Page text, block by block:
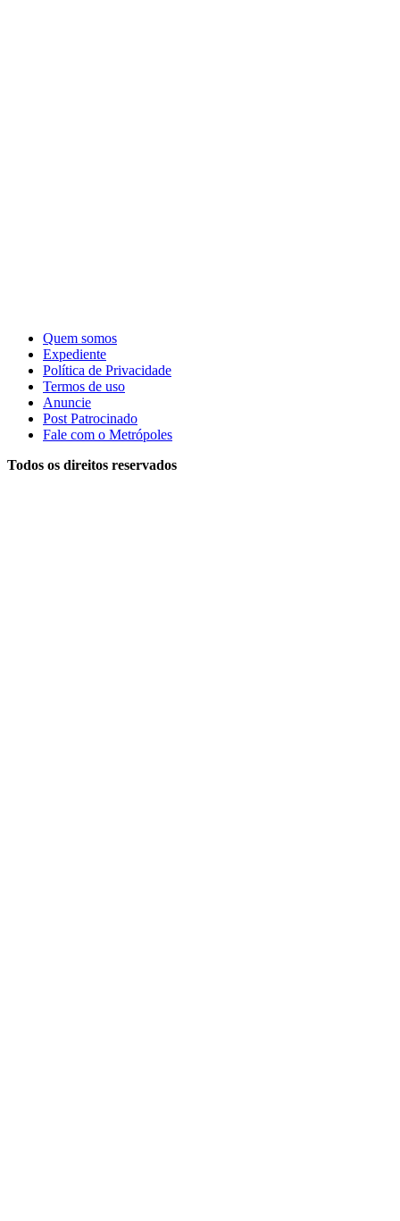
Quem somos
Expediente
Política de Privacidade
Termos de uso
Anuncie
Post Patrocinado
Fale com o Metrópoles
Todos os direitos reservados